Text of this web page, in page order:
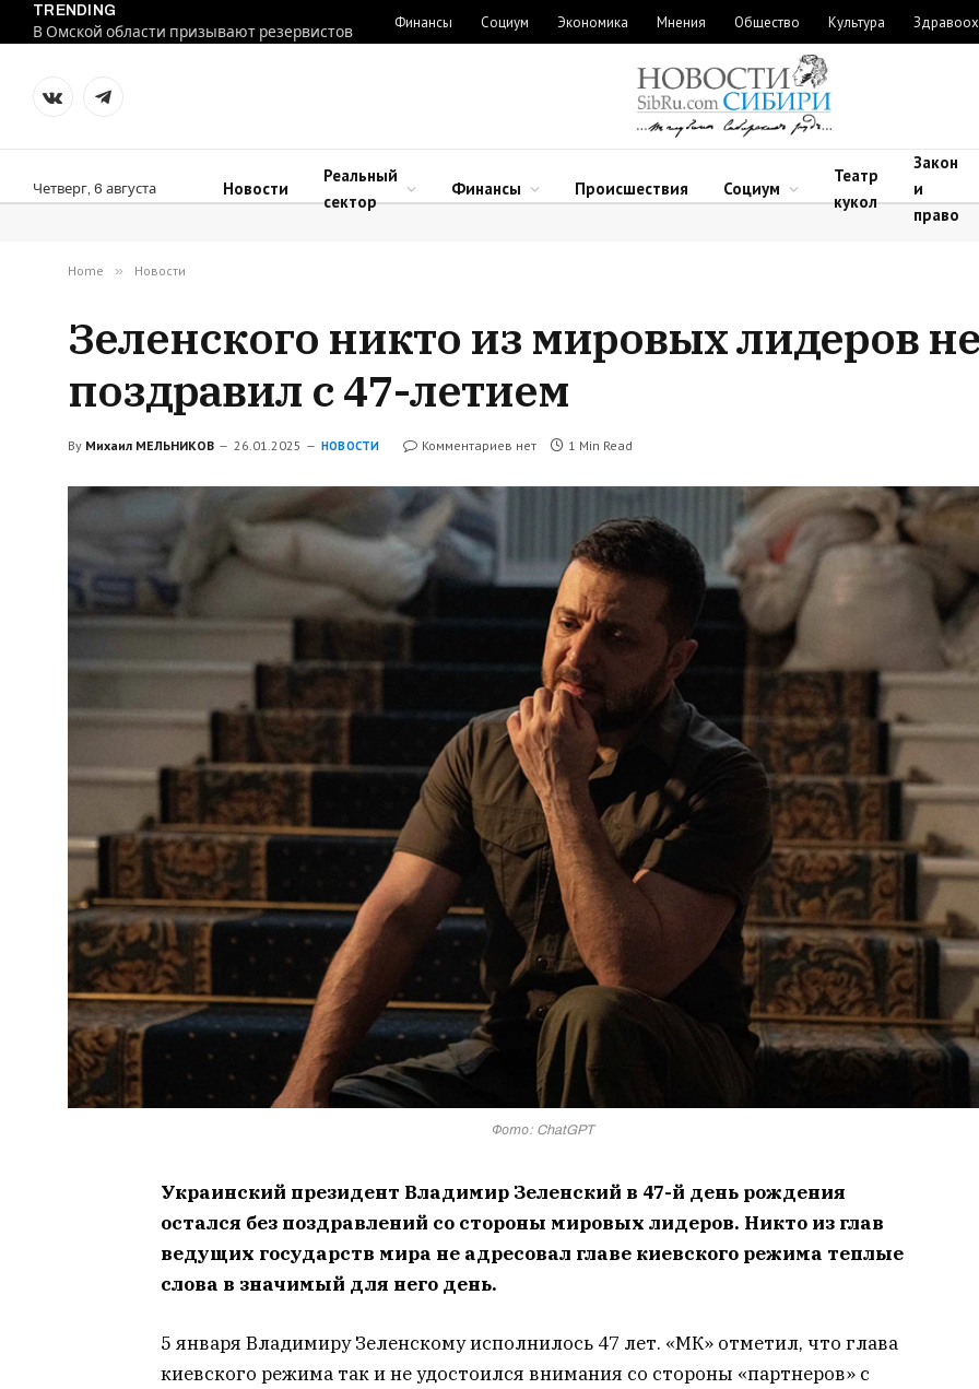
TRENDING
В Омской области призывают резервистов
Финансы Социум Экономика Мнения Общество Культура
VKontakteTelegram
Четверг, 6 августа Новости
Реальный
сектор
Финансы Происшествия Социум
Театр
кукол
Закон
и
право
Home » Новости
Зеленского никто из мировых лидеров не
поздравил с 47-летием
By Михаил МЕЛЬНИКОВ 26.01.2025 НОВОСТИ Комментариев нет 1 Min Read
Фото: ChatGPT
Украинский президент Владимир Зеленский в 47-й день рождения
остался без поздравлений со стороны мировых лидеров. Никто из глав
ведущих государств мира не адресовал главе киевского режима теплые
слова в значимый для него день.
5 января Владимиру Зеленскому исполнилось 47 лет. «МК» отметил, что глава
киевского режима так и не удостоился внимания со стороны «партнеров» с